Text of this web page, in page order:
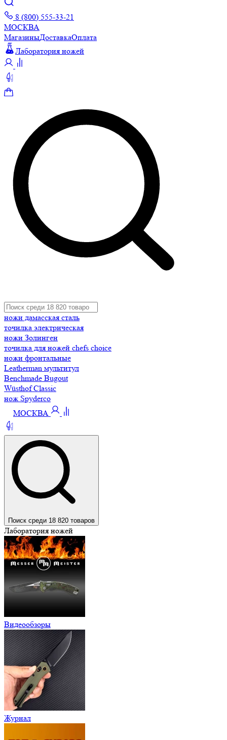
8 (800) 555-33-21
МОСКВА
МагазиныДоставкаОплата
Лаборатория ножей
ножи дамасская сталь
точилка электрическая
ножи Золинген
точилка для ножей chefs choice
ножи фронтальные
Leatherman мультитул
Benchmade Bugout
Wüsthof Classic
нож Spyderco
МОСКВА
Поиск среди 18 820 товаров
Лаборатория ножей
Видеообзоры
Журнал